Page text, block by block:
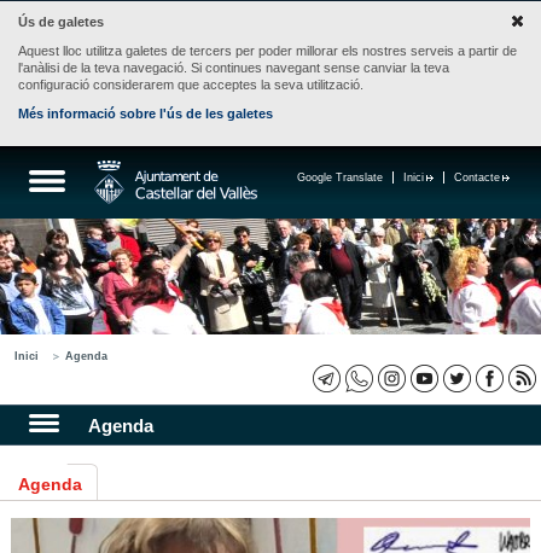
Ús de galetes
Aquest lloc utilitza galetes de tercers per poder millorar els nostres serveis a partir de
l'anàlisi de la teva navegació. Si continues navegant sense canviar la teva
configuració considerarem que acceptes la seva utilització.
Més informació sobre l'ús de les galetes
Contacte
Inici
Google Translate
Inici Agenda
Agenda
Agenda